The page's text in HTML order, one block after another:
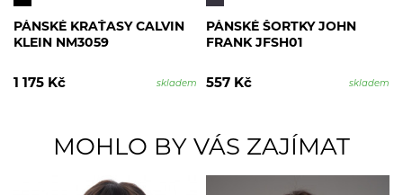
PÁNSKÉ KRAŤASY CALVIN
KLEIN NM3059
1 175 Kč skladem
PÁNSKÉ ŠORTKY JOHN
FRANK JFSH01
557 Kč skladem
MOHLO BY VÁS ZAJÍMAT